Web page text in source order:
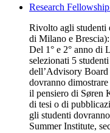
Research
Rivolto agli studenti
di Milano e
Del 1° e 2° anno di
selezionati 5
dell’Advisory
dovranno
il pensiero di Søren
di tesi o di
gli studenti
Summer Institute,